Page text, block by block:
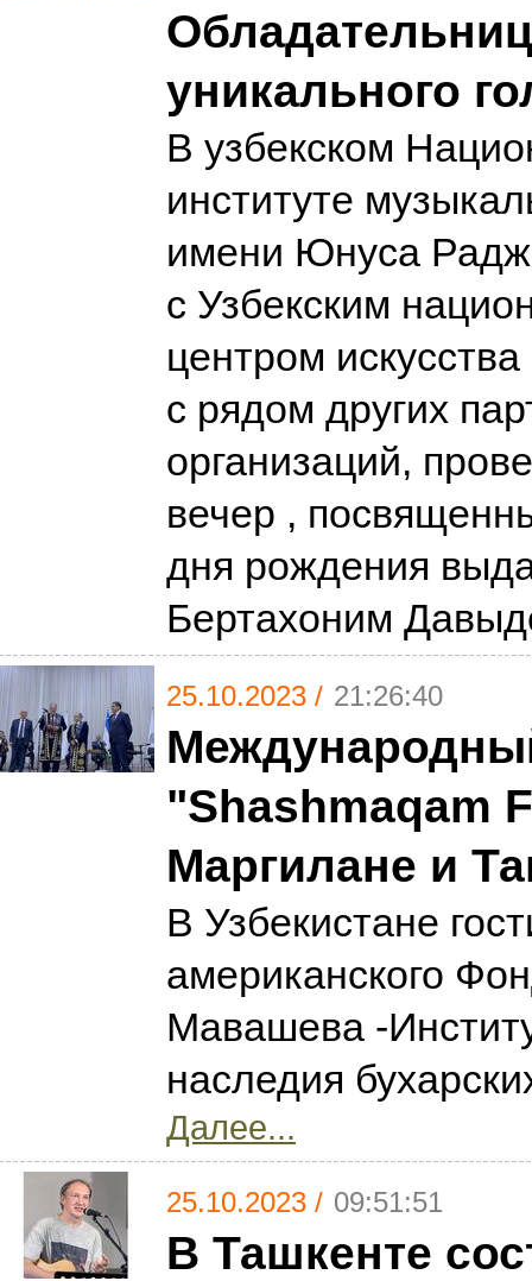
уникального
В узбекском
институте
имени Юнуса
с Узбекским
центром
с рядом других
организаций,
вечер ,
дня рождения
Бертахоним
25.10.2023 / 21:26:40
"Shashmaqam
Маргилане и
В Узбекистане
американского
Мавашева -
наследия
Далее...
25.10.2023 / 09:51:51
В Ташкенте